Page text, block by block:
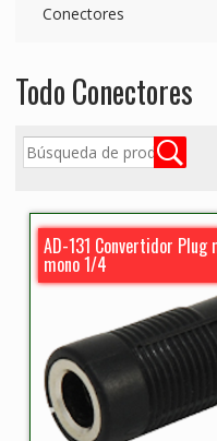
Conectores
Todo Conectores
AD-131 Convertidor Plug
mono 1/4